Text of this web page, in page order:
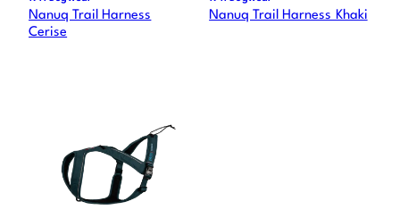
Nanuq Trail Harness
Cerise
Nanuq Trail Harness Khaki